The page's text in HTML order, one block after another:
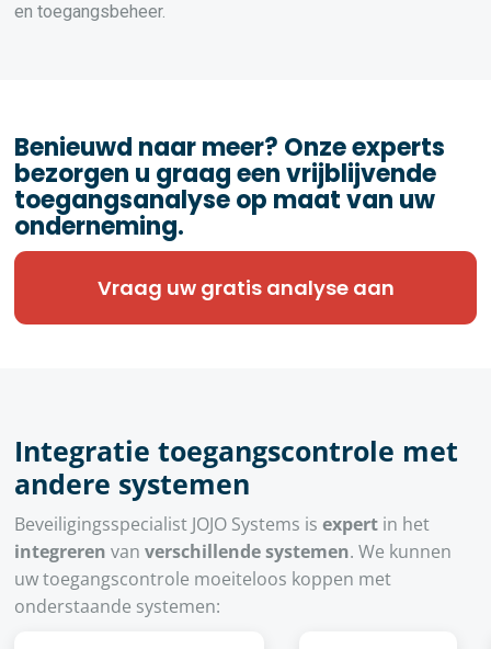
en toegangsbeheer.
Benieuwd naar meer? Onze experts
bezorgen u graag een vrijblijvende
toegangsanalyse op maat van uw
onderneming.
Vraag uw gratis analyse aan
Integratie toegangscontrole met
andere systemen
Beveiligingsspecialist JOJO Systems isexpert in het
integreren vanverschillende systemen. We kunnen
uw toegangscontrole moeiteloos koppen met
onderstaande systemen: